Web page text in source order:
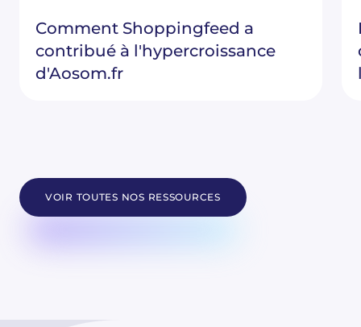
Comment Shoppingfeed a
contribué à l'hypercroissance
d'Aosom.fr
VOIR TOUTES NOS RESSOURCES